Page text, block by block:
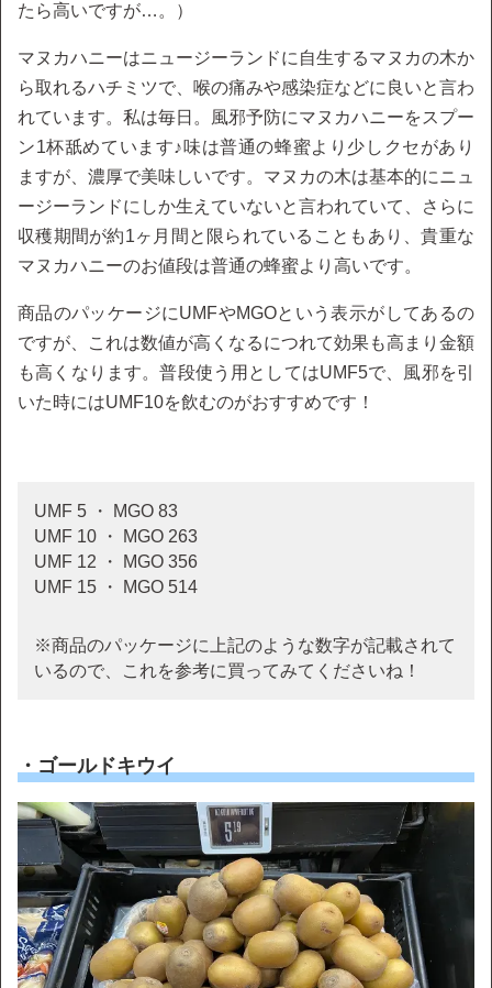
たら高いですが…。）
マヌカハニーはニュージーランドに自生するマヌカの木か
ら取れるハチミツで、喉の痛みや感染症などに良いと言わ
れています。私は毎日。風邪予防にマヌカハニーをスプー
ン1杯舐めています♪味は普通の蜂蜜より少しクセがあり
ますが、濃厚で美味しいです。マヌカの木は基本的にニュ
ージーランドにしか生えていないと言われていて、さらに
収穫期間が約1ヶ月間と限られていることもあり、貴重な
マヌカハニーのお値段は普通の蜂蜜より高いです。
商品のパッケージにUMFやMGOという表示がしてあるの
ですが、これは数値が高くなるにつれて効果も高まり金額
も高くなります。普段使う用としてはUMF5で、風邪を引
いた時にはUMF10を飲むのがおすすめです！
UMF 5 ・ MGO 83
UMF 10 ・ MGO 263
UMF 12 ・ MGO 356
UMF 15 ・ MGO 514
※商品のパッケージに上記のような数字が記載されて
いるので、これを参考に買ってみてくださいね！
・ゴールドキウイ